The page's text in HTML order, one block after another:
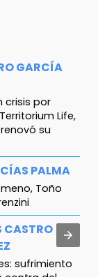
GARCÍA
crisis por
Life,
su
PALMA
Toño
CASTRO
sufrimiento